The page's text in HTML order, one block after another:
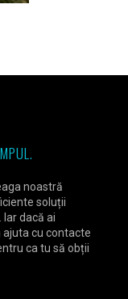
noastră
soluții
dacă ai
cu contacte
ca tu să obții